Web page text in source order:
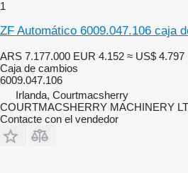
1
ZF Automático 6009.047.106 caja
ARS 7.177.000 EUR 4.152 ≈ US$ 4.797
Caja de cambios
6009.047.106
Irlanda, Courtmacsherry
COURTMACSHERRY MACHINERY
Contacte con el vendedor